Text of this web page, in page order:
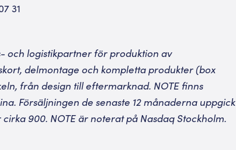
31
och logistikpartner för produktion av
delmontage och kompletta produkter (box
från design till eftermarknad. NOTE finns
Försäljningen de senaste 12 månaderna uppgick
900. NOTE är noterat på Nasdaq Stockholm.